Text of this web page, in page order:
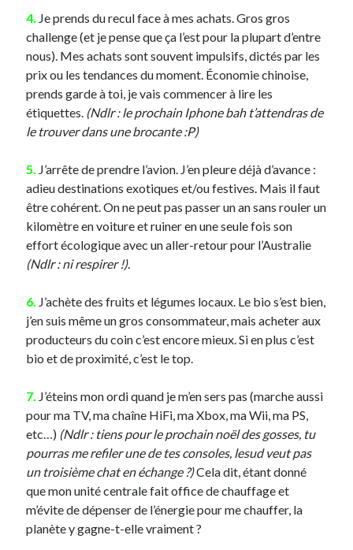
Parole de Follower
Patchwork
Photos
Post inutile
Proust
Sons
Sorties cuculturelles
Vidéos
4. Je prends du recul face à mes achats. Gros gros
challenge (et je pense que ça l’est pour la plupart d’entre
nous). Mes achats sont souvent impulsifs, dictés par les
prix ou les tendances du moment. Économie chinoise,
prends garde à toi, je vais commencer à lire les
étiquettes. (Ndlr : le prochain Iphone bah t’attendras de
le trouver dans une brocante :P)
5. J’arrête de prendre l’avion. J’en pleure déjà d’avance :
adieu destinations exotiques et/ou festives. Mais il faut
être cohérent. On ne peut pas passer un an sans rouler un
kilomètre en voiture et ruiner en une seule fois son
effort écologique avec un aller-retour pour l’Australie
(Ndlr : ni respirer !).
6. J’achète des fruits et légumes locaux. Le bio s’est bien,
j’en suis même un gros consommateur, mais acheter aux
producteurs du coin c’est encore mieux. Si en plus c’est
bio et de proximité, c’est le top.
7. J’éteins mon ordi quand je m’en sers pas (marche aussi
pour ma TV, ma chaîne HiFi, ma Xbox, ma Wii, ma PS,
etc…) (Ndlr : tiens pour le prochain noël des gosses, tu
pourras me refiler une de tes consoles, lesud veut pas
un troisième chat en échange ?)Cela dit, étant donné
que mon unité centrale fait office de chauffage et
m’évite de dépenser de l’énergie pour me chauffer, la
planète y gagne-t-elle vraiment ?